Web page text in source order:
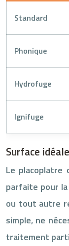
Standard
Phonique
Hydrofuge
Ignifuge
Surface
Le
parfaite pour
ou tout autre
simple, ne
traitement